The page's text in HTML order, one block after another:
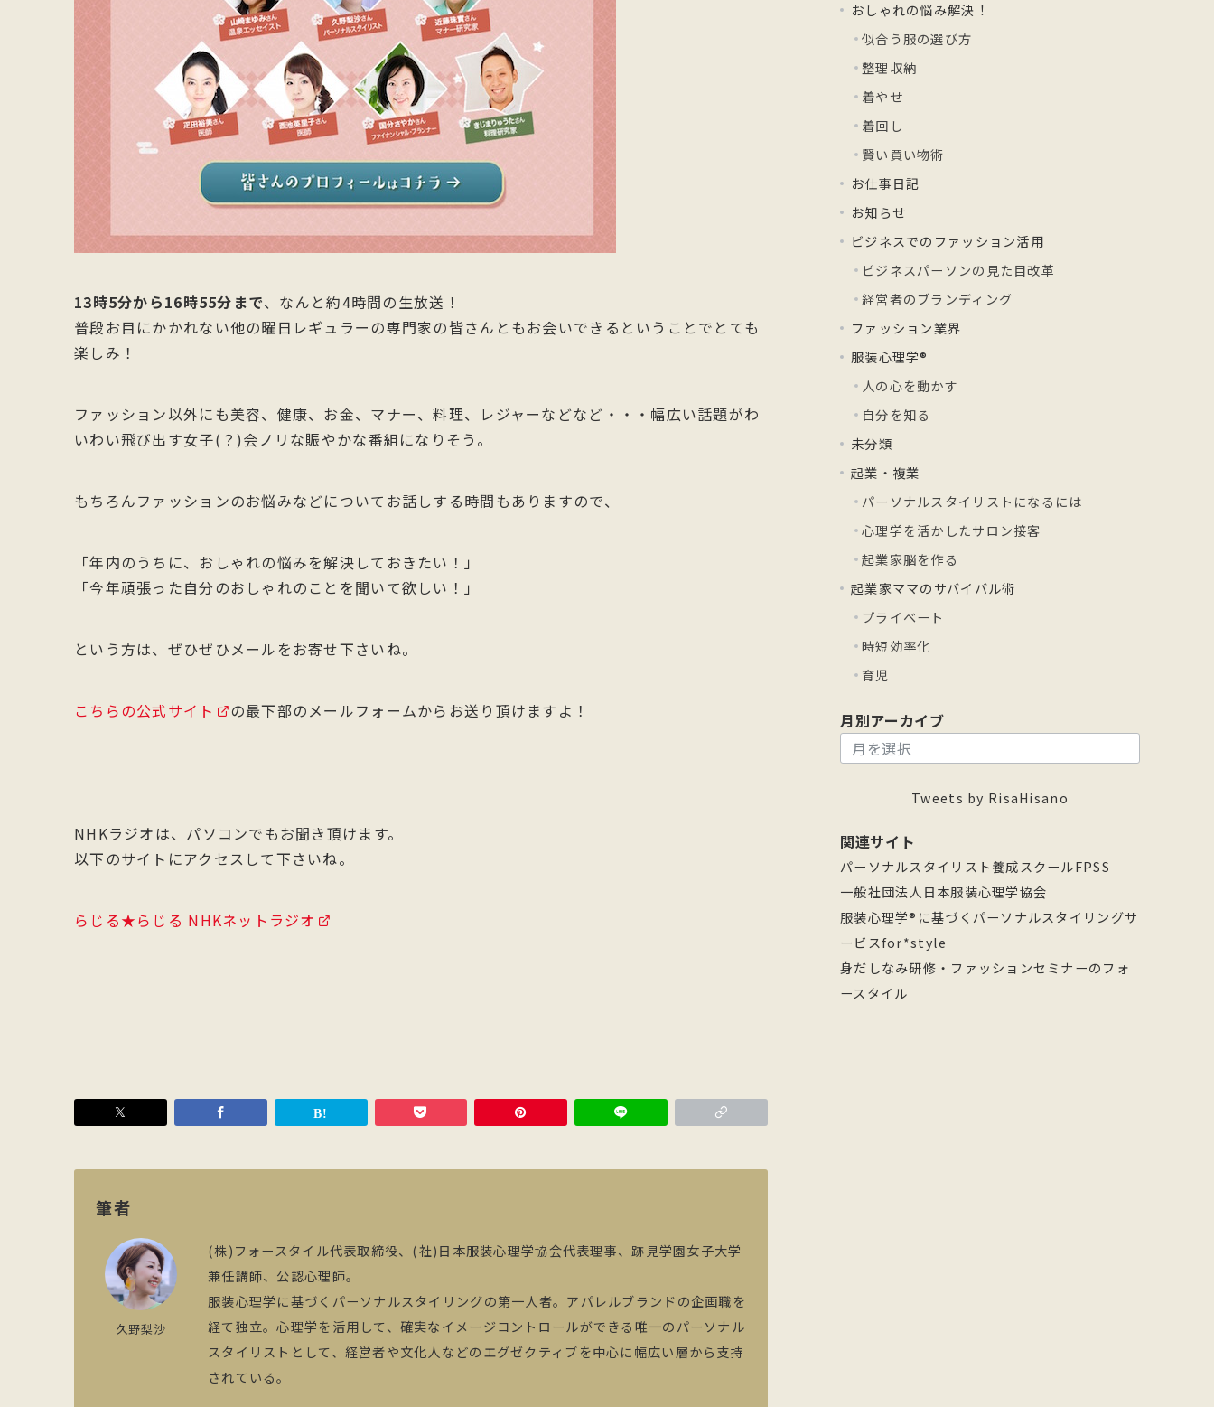
13時5分から16時55分まで、なんと約4時間の生放送！
普段お目にかかれない他の曜日レギュラーの専門家の皆さんともお会いできるということでとても
楽しみ！
ファッション以外にも美容、健康、お金、マナー、料理、レジャーなどなど・・・幅広い話題がわ
いわい飛び出す女子(？)会ノリな賑やかな番組になりそう。
もちろんファッションのお悩みなどについてお話しする時間もありますので、
「年内のうちに、おしゃれの悩みを解決しておきたい！」
「今年頑張った自分のおしゃれのことを聞いて欲しい！」
という方は、ぜひぜひメールをお寄せ下さいね。
こちらの公式サイト の最下部のメールフォームからお送り頂けますよ！
NHKラジオは、パソコンでもお聞き頂けます。
以下のサイトにアクセスして下さいね。
らじる★らじる NHKネットラジオ
筆者
久野梨沙
(株)フォースタイル代表取締役、(社)日本服装心理学協会代表理事、跡見学園女子大学
兼任講師、公認心理師。
服装心理学に基づくパーソナルスタイリングの第一人者。アパレルブランドの企画職を
経て独立。心理学を活用して、確実なイメージコントロールができる唯一のパーソナル
スタイリストとして、経営者や文化人などのエグゼクティブを中心に幅広い層から支持
されている。
おしゃれの悩み解決！
似合う服の選び方
整理収納
着やせ
着回し
賢い買い物術
お仕事日記
お知らせ
ビジネスでのファッション活用
ビジネスパーソンの見た目改革
経営者のブランディング
ファッション業界
服装心理学®
人の心を動かす
自分を知る
未分類
起業・複業
パーソナルスタイリストになるには
心理学を活かしたサロン接客
起業家脳を作る
起業家ママのサバイバル術
プライベート
時短効率化
育児
月別アーカイブ
カ
イ
ブ
Tweets by RisaHisano
関連サイト
パーソナルスタイリスト養成スクールFPSS
一般社団法人日本服装心理学協会
服装心理学®に基づくパーソナルスタイリングサ
ービスfor*style
身だしなみ研修・ファッションセミナーのフォ
ースタイル